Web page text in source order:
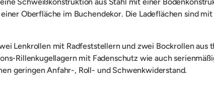
Oberfläche im Buchendekor. Die Ladeflächen sind
Lenkrollen mit Radfeststellern und zwei Bockrollen
Rillenkugellagern mit Fadenschutz wie auch
geringen Anfahr-, Roll- und Schwenkwiderstand.